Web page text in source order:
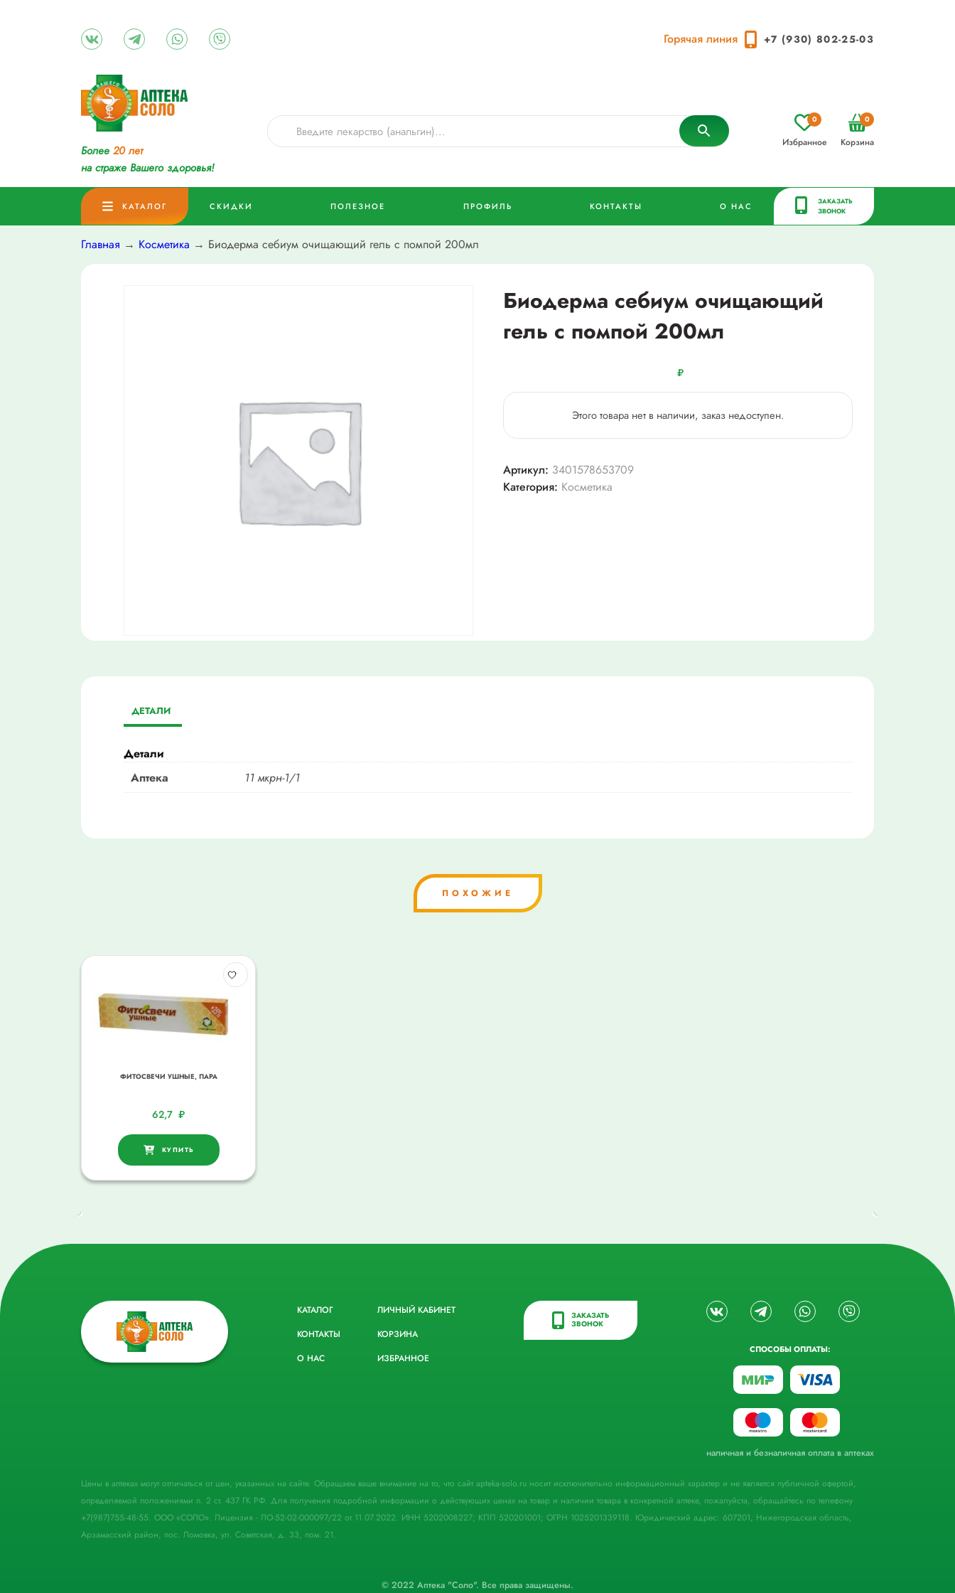
Горячая линия +7 (930) 802-25-03
Более 20 лет
на страже Вашего здоровья!
Избранное
0
Корзина
0
КАТАЛОГ СКИДКИ ПОЛЕЗНОЕ ПРОФИЛЬ КОНТАКТЫ О НАС
ЗАКАЗАТЬ
ЗВОНОК
Главная → Косметика → Биодерма себиум очищающий гель с помпой 200мл
Биодерма себиум очищающий
гель с помпой 200мл
₽
Этого товара нет в наличии, заказ недоступен.
Артикул: 3401578653709
Категория: Косметика
ДЕТАЛИ
Детали
Аптека
11 мкрн-1/1
ПОХОЖИЕ
ФИТОСВЕЧИ УШНЫЕ, ПАРА
62,7₽
КУПИТЬ
КАТАЛОГ
КОНТАКТЫ
О НАС
ЛИЧНЫЙ КАБИНЕТ
КОРЗИНА
ИЗБРАННОЕ
ЗАКАЗАТЬ
ЗВОНОК
СПОСОБЫ ОПЛАТЫ:
наличная и безналичная оплата в аптеках
Цены в аптеках могут отличаться от цен, указанных на сайте. Обращаем ваше внимание на то, что сайт apteka-solo.ru носит исключительно информационный характер и не является публичной офертой,
определяемой положениями п. 2 ст. 437 ГК РФ. Для получения подробной информации о действующих ценах на товар и наличии товара в конкретной аптеке, пожалуйста, обращайтесь по телефону
+7(987)755-48-55. ООО «СОЛО». Лицензия - ЛО-52-02-000097/22 от 11.07.2022. ИНН 5202008227; КПП 520201001; ОГРН 1025201339118. Юридический адрес: 607201, Нижегородская область,
Арзамасский район, пос. Ломовка, ул. Советская, д. 33, пом. 21.
© 2022 Аптека "Соло". Все права защищены.